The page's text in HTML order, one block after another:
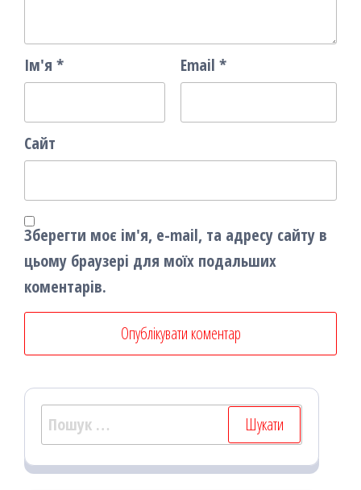
Ім'я * Email *
Сайт
Зберегти моє ім'я, e-mail, та адресу сайту в
цьому браузері для моїх подальших
коментарів.
Пошук: